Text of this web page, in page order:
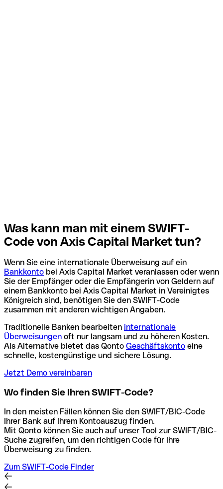
Was kann man mit einem SWIFT-
Code von Axis Capital Market tun?
Wenn Sie eine internationale Überweisung auf ein
Bankkonto bei Axis Capital Market veranlassen oder wenn
Sie der Empfänger oder die Empfängerin von Geldern auf
einem Bankkonto bei Axis Capital Market in Vereinigtes
Königreich sind, benötigen Sie den SWIFT-Code
zusammen mit anderen wichtigen Angaben.
Traditionelle Banken bearbeiten internationale
Überweisungen oft nur langsam und zu höheren Kosten.
Als Alternative bietet das Qonto Geschäftskonto eine
schnelle, kostengünstige und sichere Lösung.
Jetzt Demo vereinbaren
Wo finden Sie Ihren SWIFT-Code?
In den meisten Fällen können Sie den SWIFT/BIC-Code
Ihrer Bank auf Ihrem Kontoauszug finden.
Mit Qonto können Sie auch auf unser Tool zur SWIFT/BIC-
Suche zugreifen, um den richtigen Code für Ihre
Überweisung zu finden.
Zum SWIFT-Code Finder